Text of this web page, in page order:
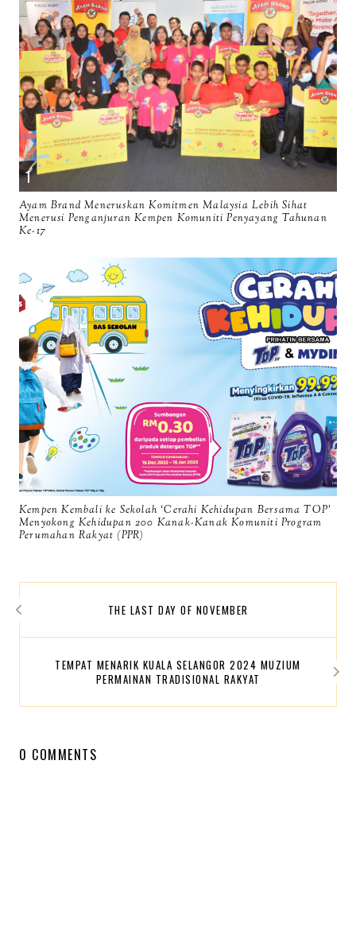
Ayam Brand Meneruskan Komitmen Malaysia Lebih Sihat
Menerusi Penganjuran Kempen Komuniti Penyayang Tahunan
Ke-17
Kempen Kembali ke Sekolah ‘Cerahi Kehidupan Bersama TOP’
Menyokong Kehidupan 200 Kanak-Kanak Komuniti Program
Perumahan Rakyat (PPR)
THE LAST DAY OF NOVEMBER
TEMPAT MENARIK KUALA SELANGOR 2024 MUZIUM
PERMAINAN TRADISIONAL RAKYAT
0 COMMENTS